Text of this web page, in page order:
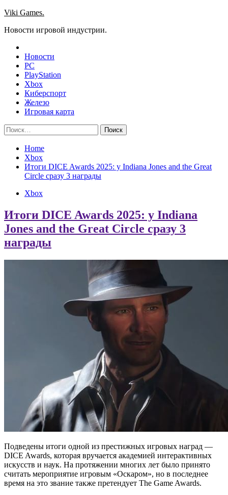
Skip
content
Viki Games.
Новости игровой индустрии.
Новости
PC
PlayStation
Xbox
Киберспорт
Железо
Игровая карта
Найти:
Home
Xbox
Итоги DICE Awards 2025: у Indiana Jones and the Great
Circle сразу 3 награды
Xbox
Итоги DICE Awards 2025: у Indiana
Jones and the Great Circle сразу 3
награды
Подведены итоги одной из престижных игровых наград —
DICE Awards, которая вручается академией интерактивных
искусств и наук. На протяжении многих лет было принято
считать мероприятие игровым «Оскаром», но в последнее
время на это звание также претендует The Game Awards.